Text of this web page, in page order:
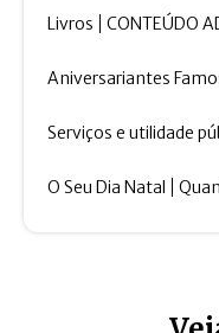
Livros CONTEÚDO
Aniversariantes
Serviços e utilidade
O Seu Dia Natal